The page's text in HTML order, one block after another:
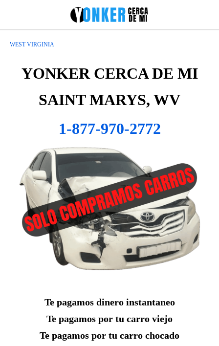
WEST VIRGINIA
YONKER CERCA DE MI
SAINT MARYS, WV
1-877-970-2772
Te pagamos dinero instantaneo
Te pagamos por tu carro viejo
Te pagamos por tu carro chocado